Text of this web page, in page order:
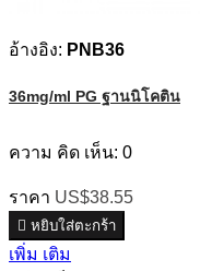
อ้างอิง: PNB36
36mg/ml PG ฐานนิโคติน
ความ คิด เห็น: 0
ราคา US$38.55
 หยิบใส่ตะกร้า
เพิ่ม เติม